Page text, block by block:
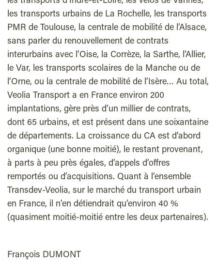
les transports urbains de La Rochelle, les transports
PMR de Toulouse, la centrale de mobilité de l’Alsace,
sans parler du renouvellement de contrats
interurbains avec l’Oise, la Corrèze, la Sarthe, l’Allier,
le Var, les transports scolaires de la Manche ou de
l’Orne, ou la centrale de mobilité de l’Isère… Au total,
Veolia Transport a en France environ 200
implantations, gère près d’un millier de contrats,
dont 65 urbains, et est présent dans une soixantaine
de départements. La croissance du CA est d’abord
organique (une bonne moitié), le restant provenant,
à parts à peu près égales, d’appels d’offres
remportés ou d’acquisitions. Quant à l’ensemble
Transdev-Veolia, sur le marché du transport urbain
en France, il n’en détiendrait qu’environ 40 %
(quasiment moitié-moitié entre les deux partenaires).
François DUMONT